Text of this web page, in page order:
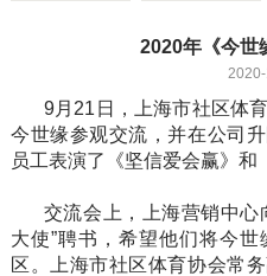
2020年《今世
9月21日，上海市社区体
今世缘参观交流，并在公司
员工表演了《坚信爱会赢》和
交流会上，上海营销中心
大使”聘书，希望他们将今
区。上海市社区体育协会常